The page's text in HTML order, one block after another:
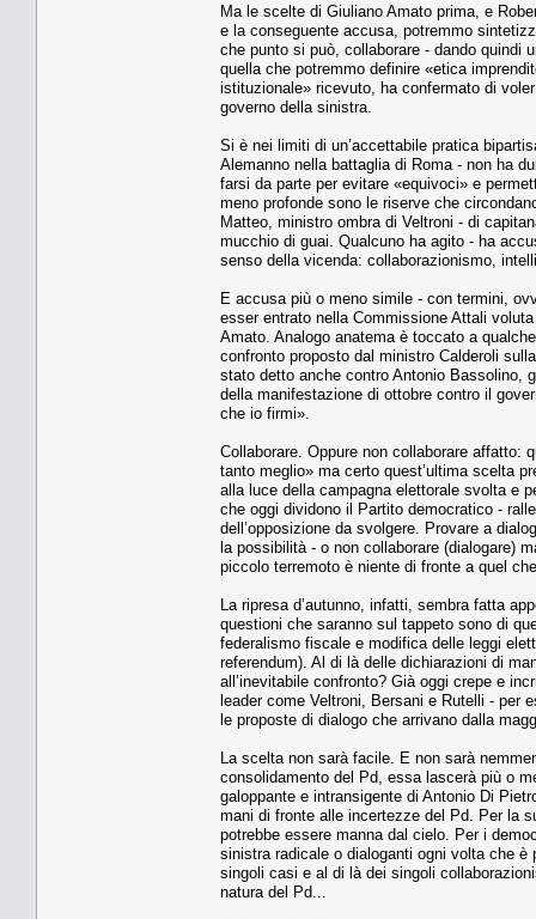
Ma le scelte di Giuliano Amato prima, e
e la conseguente accusa, potremmo
che punto si può, collaborare - dando quindi
quella che potremmo definire «etica
istituzionale» ricevuto, ha confermato di
governo della sinistra.
Si è nei limiti di un’accettabile pratica
Alemanno nella battaglia di Roma - non ha
farsi da parte per evitare «equivoci» e
meno profonde sono le riserve che
Matteo, ministro ombra di Veltroni - di
mucchio di guai. Qualcuno ha agito - ha
senso della vicenda: collaborazionismo,
E accusa più o meno simile - con termini,
esser entrato nella Commissione Attali
Amato. Analogo anatema è toccato a
confronto proposto dal ministro Calderoli
stato detto anche contro Antonio Bassolino,
della manifestazione di ottobre contro il
che io firmi».
Collaborare. Oppure non collaborare affatto:
tanto meglio» ma certo quest’ultima scelta
alla luce della campagna elettorale svolta e
che oggi dividono il Partito democratico -
dell’opposizione da svolgere. Provare a
la possibilità - o non collaborare (dialogare)
piccolo terremoto è niente di fronte a quel
La ripresa d’autunno, infatti, sembra fatta
questioni che saranno sul tappeto sono di
federalismo fiscale e modifica delle leggi
referendum). Al di là delle dichiarazioni di
all’inevitabile confronto? Già oggi crepe e
leader come Veltroni, Bersani e Rutelli - per
le proposte di dialogo che arrivano dalla
La scelta non sarà facile. E non sarà
consolidamento del Pd, essa lascerà più o
galoppante e intransigente di Antonio Di
mani di fronte alle incertezze del Pd. Per la
potrebbe essere manna dal cielo. Per i
sinistra radicale o dialoganti ogni volta che
singoli casi e al di là dei singoli
natura del Pd...